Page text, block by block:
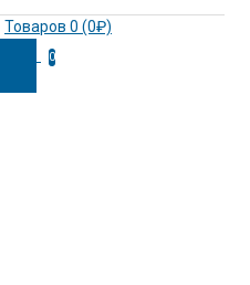
Товаров 0 (0₽)
0